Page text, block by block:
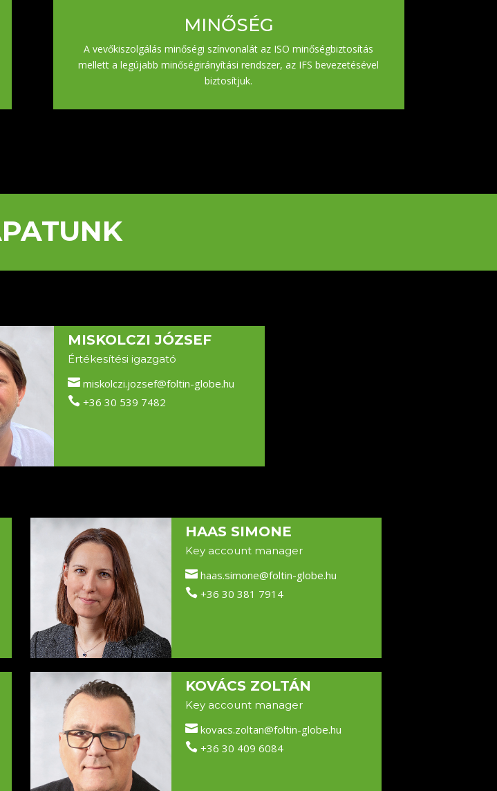
MINŐSÉG
A vevőkiszolgálás minőségi színvonalát az ISO minőségbiztosítás
mellett a legújabb minőségirányítási rendszer, az IFS bevezetésével
biztosítjuk.
MISKOLCZI JÓZSEF
Értékesítési igazgató
 miskolczi.jozsef@foltin-globe.hu
 +36 30 539 7482
HAAS SIMONE
Key account manager
 haas.simone@foltin-globe.hu
 +36 30 381 7914
KOVÁCS ZOLTÁN
Key account manager
 kovacs.zoltan@foltin-globe.hu
 +36 30 409 6084